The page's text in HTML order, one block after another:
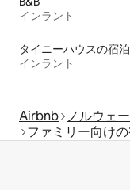
インラント
タイニーハウスの宿
インラント
Airbnb ノルウェー
ファミリー向け